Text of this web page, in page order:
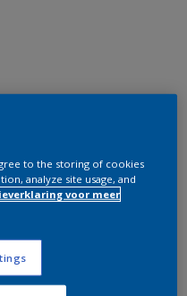
to the storing of cookies
analyze site usage, and
voor meer